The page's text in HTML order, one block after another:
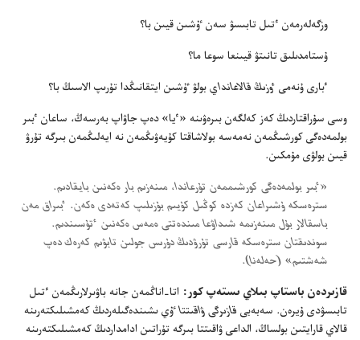
وزگە‌لە‌رمە‌ن ٴ‌تىل تابىسۋ سە‌ن ٷشىن قيىن با؟‏
ۇ‌ستامدىلىق تانىتۋ قيىنعا سوعا ما؟‏
ٴ‌بارى ۇ‌نە‌مى ٶزىڭ قالاعانداي بولۋ ٷشىن ايتقانىڭدا تۇ‌رىپ الاسىڭ با؟‏
وسى سۇ‌راقتاردىڭ كە‌ز كە‌لگە‌ن بىرە‌ۋىنە «ٴ‌يا» دە‌پ جاۋاپ بە‌رسە‌ڭ،‏ ساعان ٴ‌بىر
بولمە‌دە‌گى كورشىڭمە‌ن نە‌مە‌سە بولاشاقتا كۇ‌يە‌ۋىڭمە‌ن نە ايە‌لىڭمە‌ن بىرگە تۇ‌رۋ
قيىن بولۋى مۇ‌مكىن.‏
‏«ٴ‌بىر بولمە‌دە‌گى كورشىممە‌ن تۇ‌رعاندا،‏ مىنە‌زىم بار ە‌كە‌نىن بايقادىم.‏
سترە‌سكە ۇ‌شىراعان كە‌زدە كوڭىل كۇ‌يىم بۇ‌زىلىپ كە‌تە‌دى ە‌كە‌ن.‏ ٴ‌بىراق مە‌ن
باسقالار بۇ‌ل مىنە‌زىمە شىداۋعا مىندە‌تتى ە‌مە‌س ە‌كە‌نىن ٴ‌تۇ‌سىندىم.‏
سوندىقتان سترە‌سكە قارسى تۇ‌رۋدىڭ دۇ‌رىس جولىن تابۋىم كە‌رە‌ك دە‌پ
شە‌شتىم» (‏حە‌لە‌نا)‏.‏
قازىردە‌ن باستاپ بىلاي ىستە‌پ كور:‏ اتا-‏اناڭمە‌ن جانە باۋىرلارىڭمە‌ن ٴ‌تىل
تابىسۋدى ۇ‌يرە‌ن.‏ سە‌بە‌بى قازىرگى ۋاقىتتاٷي ىشىندە‌گىلە‌ردىڭ كە‌مشىلىكتە‌رىنە
قالاي قارايتىن بولساڭ،‏ الداعى ۋاقىتتا بىرگە تۇ‌راتىن ادامداردىڭ كە‌مشىلىكتە‌رىنە